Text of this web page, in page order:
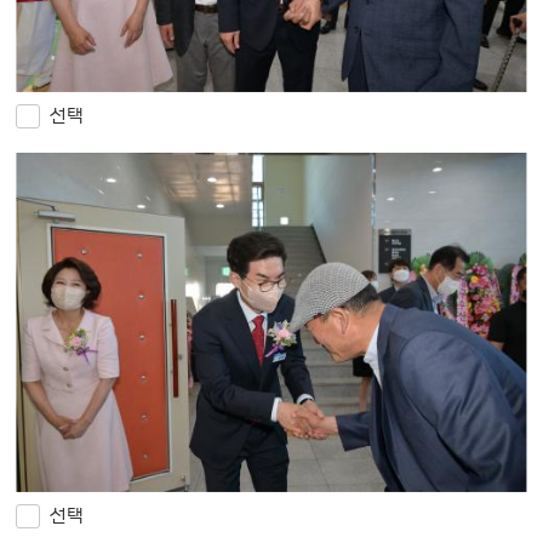
선택
선택